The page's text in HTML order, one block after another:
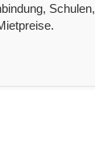
Schulen,